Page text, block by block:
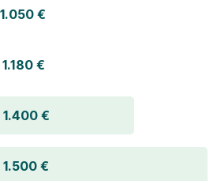
1.050 €
1.180 €
1.400 €
1.500 €